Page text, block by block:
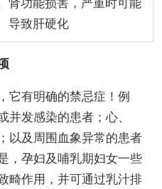
肾功能损害，严重时可能
导致肝硬化
它有明确的禁忌症！例
并发感染的患者；心、
以及周围血象异常的患者
，孕妇及哺乳期妇女一些
畸作用，并可通过乳汁排